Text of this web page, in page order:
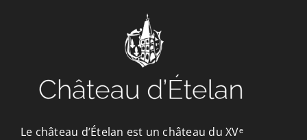
Le château d’Ételan est un château du XVᵉ